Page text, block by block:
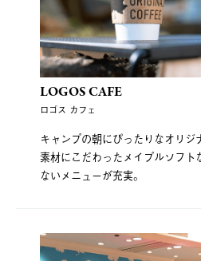
LOGOS CAFE
ロゴス カフェ
キャンプの朝にぴったりなオリジ
素材にこだわったメイプルソフト
ないメニューが充実。